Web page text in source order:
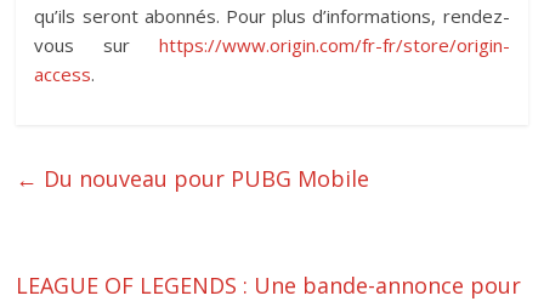
qu’ils seront abonnés. Pour plus d’informations, rendez-
vous sur https://www.origin.com/fr-fr/store/origin-
access.
← Du nouveau pour PUBG Mobile
LEAGUE OF LEGENDS : Une bande-annonce pour